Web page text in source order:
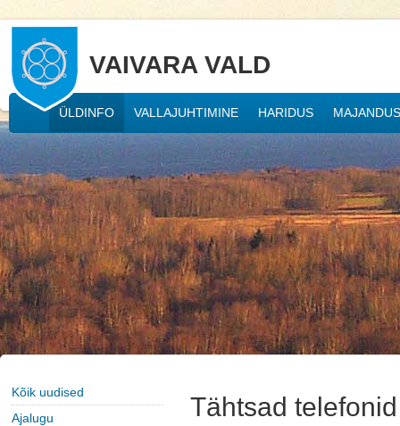
VAIVARA VALD
ÜLDINFO VALLAJUHTIMINE HARIDUS MAJANDUS
Kõik uudised
Ajalugu
Tähtsad telefonid